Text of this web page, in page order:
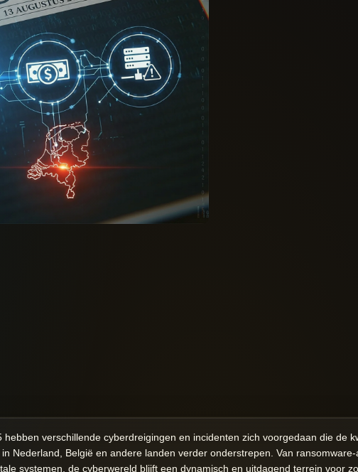
hebben verschillende cyberdreigingen en incidenten zich voorgedaan die de
Nederland, België en andere landen verder onderstrepen. Van
systemen, de cyberwereld blijft een dynamisch en uitdagend terrein voor